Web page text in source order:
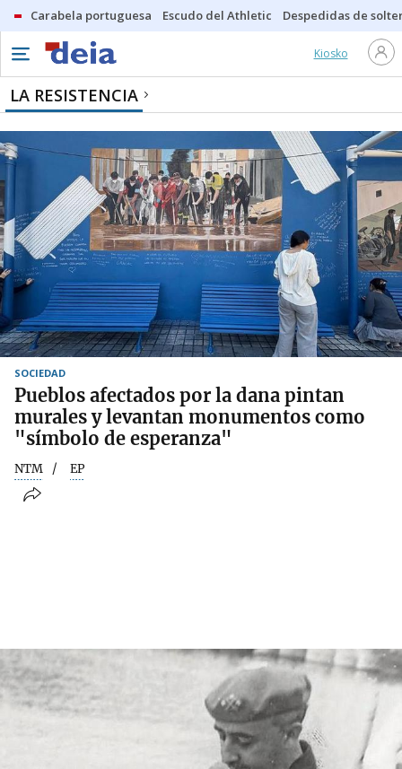
Carabela portuguesa Escudo del Athletic Despedidas de
Kiosko
LA RESISTENCIA
SOCIEDAD
Pueblos afectados por la dana pintan
murales y levantan monumentos como
"símbolo de esperanza"
NTM EP